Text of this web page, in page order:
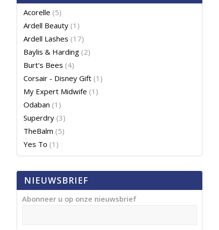
Acorelle (5)
Ardell Beauty (1)
Ardell Lashes (17)
Baylis & Harding (2)
Burt's Bees (4)
Corsair - Disney Gift (1)
My Expert Midwife (1)
Odaban (1)
Superdry (3)
TheBalm (5)
Yes To (1)
NIEUWSBRIEF
Abonneer u op onze nieuwsbrief